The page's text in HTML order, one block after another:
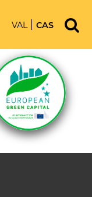
VAL CAS